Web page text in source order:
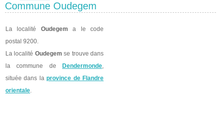
Commune Oudegem
La localité Oudegem a le code
postal 9200.
La localité Oudegem se trouve dans
la commune de
Dendermonde,
située dans laprovince de Flandre
orientale.